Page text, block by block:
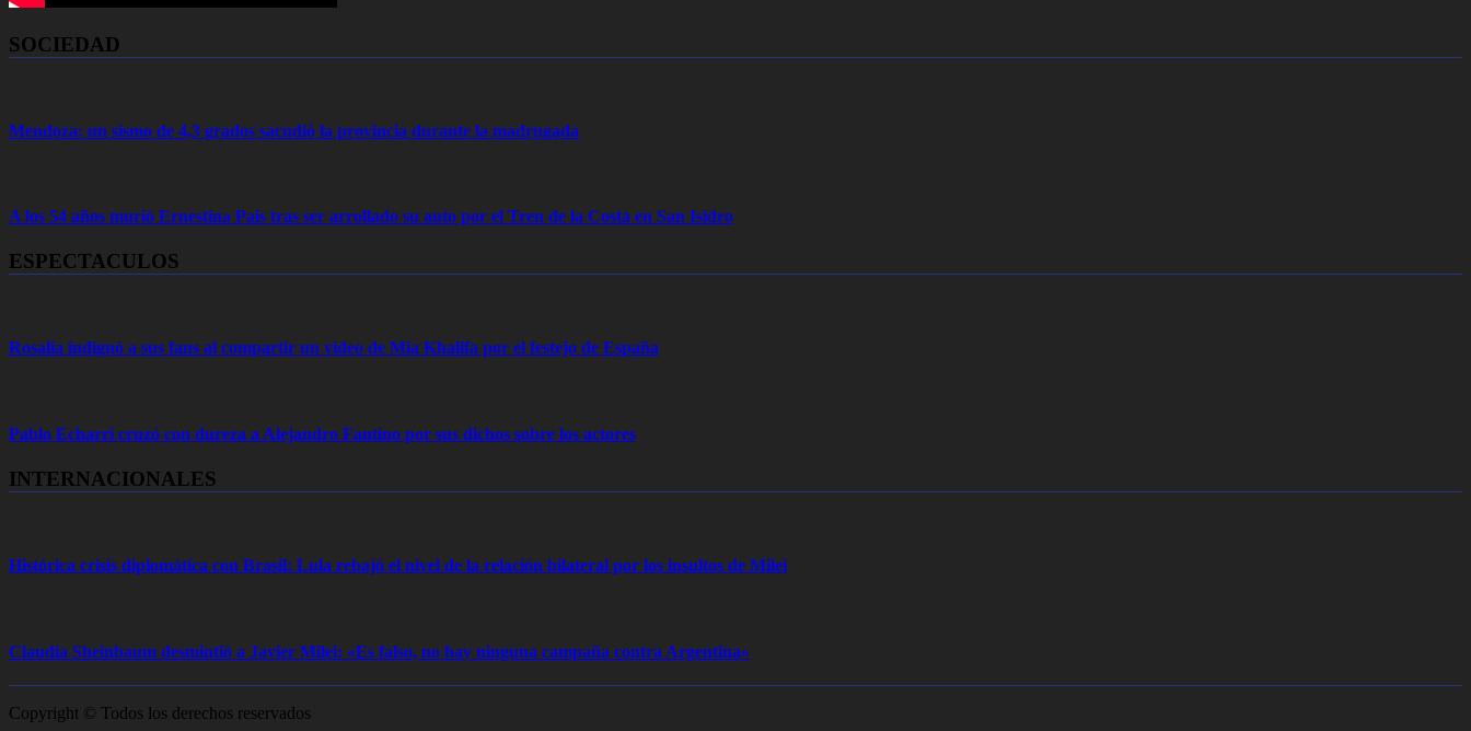
SOCIEDAD
Mendoza: un sismo de 4,3 grados sacudió la provincia durante la madrugada
A los 54 años murió Ernestina Pais tras ser arrollado su auto por el Tren de la Costa en San Isidro
ESPECTACULOS
Rosalía indignó a sus fans al compartir un video de Mia Khalifa por el festejo de España
Pablo Echarri cruzó con dureza a Alejandro Fantino por sus dichos sobre los actores
INTERNACIONALES
Histórica crisis diplomática con Brasil: Lula rebajó el nivel de la relación bilateral por los insultos de Milei
Claudia Sheinbaum desmintió a Javier Milei: «Es falso, no hay ninguna campaña contra Argentina»
Copyright © Todos los derechos reservados